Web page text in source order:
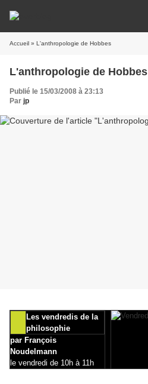
Accueil » L'anthropologie de Hobbes
L'anthropologie de Hobbes
Publié le 15/03/2008 à 23:13
Par jp
Les vendredis de la
philosophie
par François
Noudelmann
le vendredi de 10h à 11h